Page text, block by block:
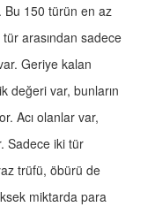
Bu 150 türün en az
arasından sadece
Geriye kalan
değeri var, bunların
Acı olanlar var,
Sadece iki tür
trüfü, öbürü de
miktarda para